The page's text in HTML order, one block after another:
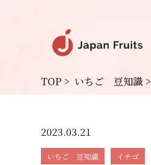
TOP > いちご 豆知識 >
2023.03.21
いちご 豆知識 イチゴ